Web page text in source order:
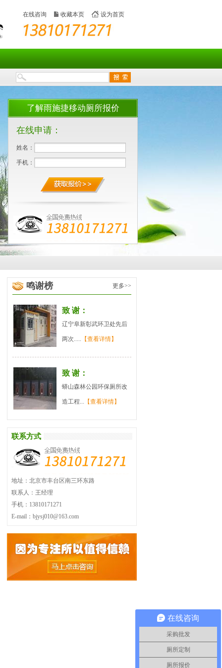
在线咨询 收藏本页 设为首页
了解雨施捷移动厕所报价
在线申请：
姓名：
手机：
更多>>
鸣谢榜
致 谢：
辽宁阜新彰武环卫处先后
两次..... 【查看详情】
致 谢：
蟒山森林公园环保厕所改
造工程... 【查看详情】
联系方式
地址：北京市丰台区南三环东路
联系人：王经理
手机：13810171271
E-mail：bjysj010@163.com
在线咨询
采购批发
厕所定制
厕所报价